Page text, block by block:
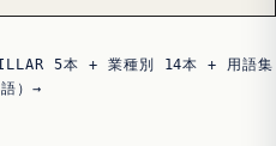
5本 + 業種別 14本 + 用語集
）→